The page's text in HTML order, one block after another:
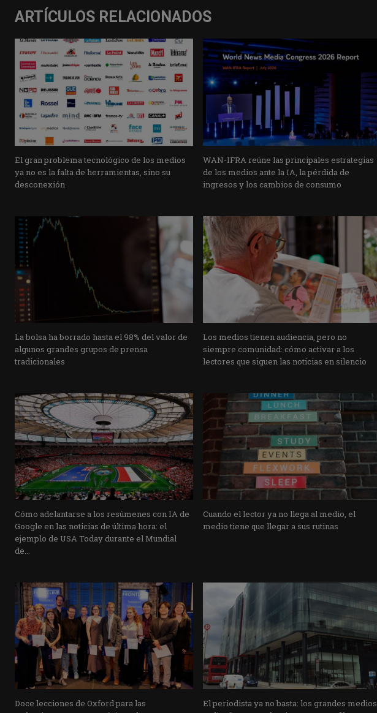
ARTÍCULOS RELACIONADOS
El gran problema tecnológico de los medios
ya no es la falta de herramientas, sino su
desconexión
WAN-IFRA reúne las principales estrategias
de los medios ante la IA, la pérdida de
ingresos y los cambios de consumo
La bolsa ha borrado hasta el 98% del valor de
algunos grandes grupos de prensa
tradicionales
Los medios tienen audiencia, pero no
siempre comunidad: cómo activar a los
lectores que siguen las noticias en silencio
Cómo adelantarse a los resúmenes con IA de
Google en las noticias de última hora: el
ejemplo de USA Today durante el Mundial
de...
Cuando el lector ya no llega al medio, el
medio tiene que llegar a sus rutinas
Doce lecciones de Oxford para las
El periodista ya no basta: los grandes medios